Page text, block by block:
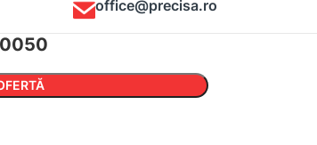
office@precisa.ro